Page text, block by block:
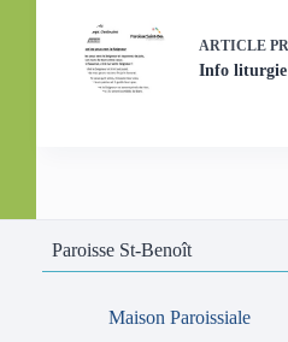
ARTICLE
Info liturgie
Paroisse St-Benoît
Maison Paroissiale